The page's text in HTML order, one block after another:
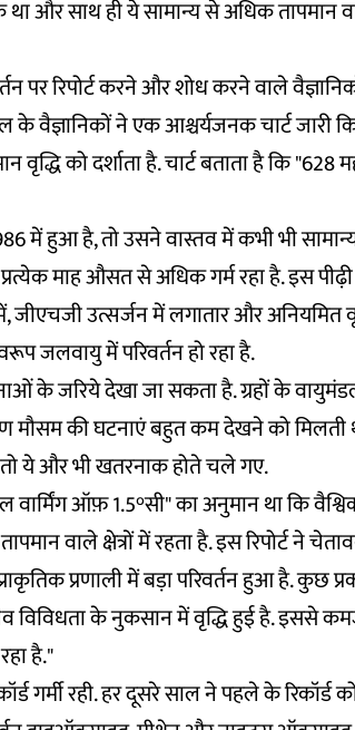
और साथ ही ये सामान्य से अधिक तापमान
पर रिपोर्ट करने और शोध करने वाले
के वैज्ञानिकों ने एक आश्चर्यजनक चार्ट जारी
वृद्धि को दर्शाता है. चार्ट बताता है कि "628
में हुआ है, तो उसने वास्तव में कभी भी
माह औसत से अधिक गर्म रहा है. इस
उत्सर्जन में लगातार और अनियमित
जलवायु में परिवर्तन हो रहा है.
के जरिये देखा जा सकता है. ग्रहों के
मौसम की घटनाएं बहुत कम देखने को
ये और भी खतरनाक होते चले गए.
वार्मिंग ऑफ़ 1.5°सी" काअनुमानथा कि
वाले क्षेत्रों में रहता है. इस रिपोर्ट ने
प्रणाली में बड़ा परिवर्तन हुआ है. कुछ
विविधता के नुकसान में वृद्धि हुई है. इससे
है."
गर्मी रही. हर दूसरे साल ने पहले के रिकॉर्ड